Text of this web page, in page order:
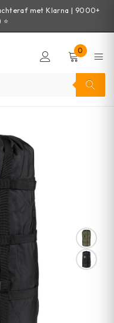
met Klarna | 9000+
0